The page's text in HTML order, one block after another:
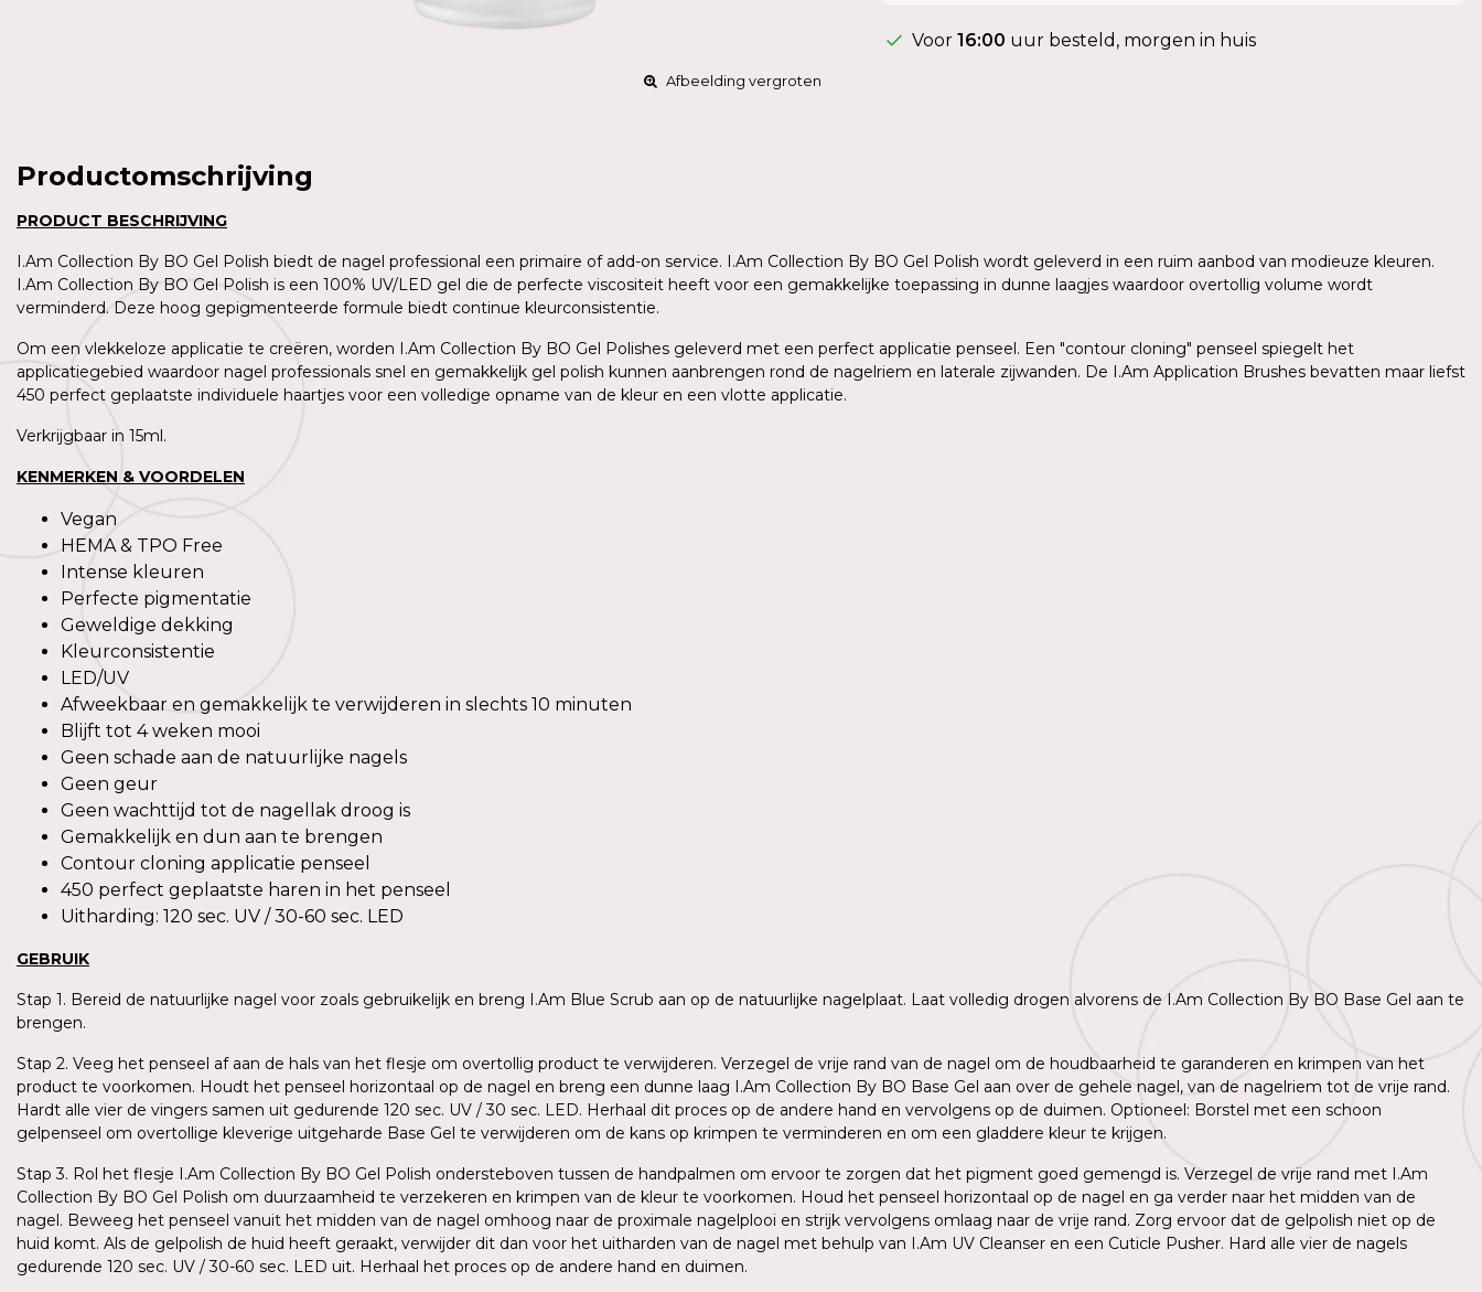
Afbeelding vergroten
Voor 16:00 uur besteld, morgen in huis
Productomschrijving
PRODUCT BESCHRIJVING
I.Am Collection By BO Gel Polish biedt de nagel professional een primaire of add-on service. I.Am Collection By BO Gel Polish wordt geleverd in een ruim aanbod van modieuze kleuren.
I.Am Collection By BO Gel Polish is een 100% UV/LED gel die de perfecte viscositeit heeft voor een gemakkelijke toepassing in dunne laagjes waardoor overtollig volume wordt
verminderd. Deze hoog gepigmenteerde formule biedt continue kleurconsistentie.
Om een vlekkeloze applicatie te creëren, worden I.Am Collection By BO Gel Polishes geleverd met een perfect applicatie penseel. Een "contour cloning" penseel spiegelt het
applicatiegebied waardoor nagel professionals snel en gemakkelijk gel polish kunnen aanbrengen rond de nagelriem en laterale zijwanden. De I.Am Application Brushes bevatten maar liefst
450 perfect geplaatste individuele haartjes voor een volledige opname van de kleur en een vlotte applicatie.
Verkrijgbaar in 15ml.
KENMERKEN & VOORDELEN
Vegan
HEMA & TPO Free
Intense kleuren
Perfecte pigmentatie
Geweldige dekking
Kleurconsistentie
LED/UV
Afweekbaar en gemakkelijk te verwijderen in slechts 10 minuten
Blijft tot 4 weken mooi
Geen schade aan de natuurlijke nagels
Geen geur
Geen wachttijd tot de nagellak droog is
Gemakkelijk en dun aan te brengen
Contour cloning applicatie penseel
450 perfect geplaatste haren in het penseel
Uitharding: 120 sec. UV / 30-60 sec. LED
GEBRUIK
Stap 1. Bereid de natuurlijke nagel voor zoals gebruikelijk en breng I.Am Blue Scrub aan op de natuurlijke nagelplaat. Laat volledig drogen alvorens de I.Am Collection By BO Base Gel aan te
brengen.
Stap 2. Veeg het penseel af aan de hals van het flesje om overtollig product te verwijderen. Verzegel de vrije rand van de nagel om de houdbaarheid te garanderen en krimpen van het
product te voorkomen. Houdt het penseel horizontaal op de nagel en breng een dunne laag I.Am Collection By BO Base Gel aan over de gehele nagel, van de nagelriem tot de vrije rand.
Hardt alle vier de vingers samen uit gedurende 120 sec. UV / 30 sec. LED. Herhaal dit proces op de andere hand en vervolgens op de duimen. Optioneel: Borstel met een schoon
gelpenseel om overtollige kleverige uitgeharde Base Gel te verwijderen om de kans op krimpen te verminderen en om een gladdere kleur te krijgen.
Stap 3. Rol het flesje I.Am Collection By BO Gel Polish ondersteboven tussen de handpalmen om ervoor te zorgen dat het pigment goed gemengd is. Verzegel de vrije rand met I.Am
Collection By BO Gel Polish om duurzaamheid te verzekeren en krimpen van de kleur te voorkomen. Houd het penseel horizontaal op de nagel en ga verder naar het midden van de
nagel. Beweeg het penseel vanuit het midden van de nagel omhoog naar de proximale nagelplooi en strijk vervolgens omlaag naar de vrije rand. Zorg ervoor dat de gelpolish niet op de
huid komt. Als de gelpolish de huid heeft geraakt, verwijder dit dan voor het uitharden van de nagel met behulp van I.Am UV Cleanser en een Cuticle Pusher. Hard alle vier de nagels
gedurende 120 sec. UV / 30-60 sec. LED uit. Herhaal het proces op de andere hand en duimen.